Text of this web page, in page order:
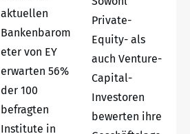
aktuellen
Bankenbarom
eter von EY
erwarten 56%
der 100
befragten
Institute in
Private-
Equity- als
auch Venture-
Capital-
Investoren
bewerten ihre